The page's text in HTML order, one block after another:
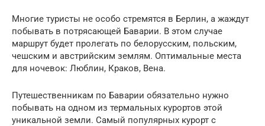
Многие туристы не особо стремятся в Берлин, а жаждут
побывать в потрясающей Баварии. В этом случае
маршрут будет пролегать по белорусским, польским,
чешским и австрийским землям. Оптимальные места
для ночевок: Люблин, Краков, Вена.
Путешественникам по Баварии обязательно нужно
побывать на одном из термальных курортов этой
уникальной земли. Самый популярных курорт с